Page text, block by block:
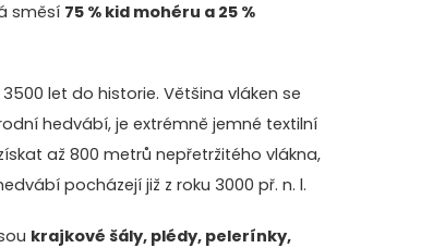
směsí 75 % kid mohéru a 25 %
let do historie. Většina vláken se
hedvábí, je extrémně jemné textilní
až 800 metrů nepřetržitého vlákna,
pocházejí již z roku 3000 př. n. l.
krajkové šály, plédy, pelerínky,